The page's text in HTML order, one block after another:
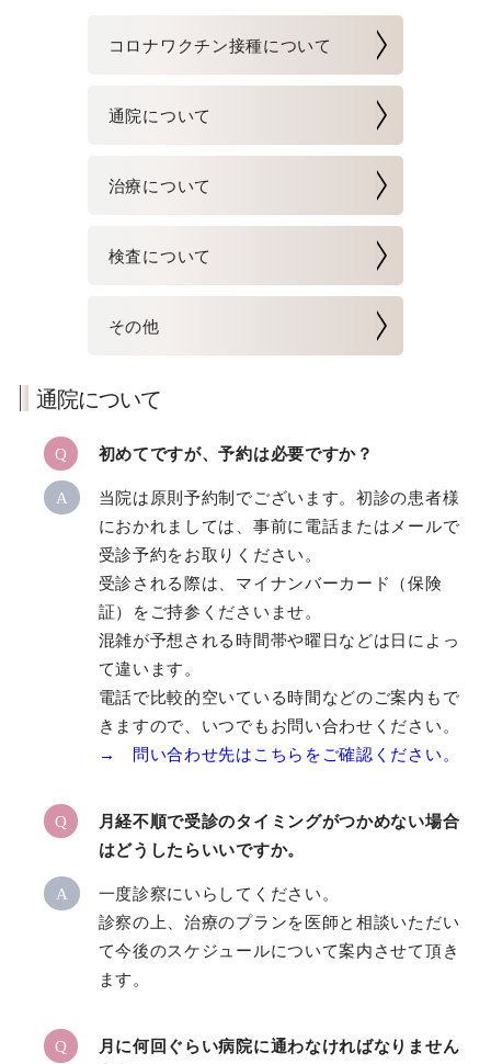
妊娠された患者様へ
不妊診療特集ページ
コロナワクチン接種について
通院について
治療について
検査について
その他
通院について
Q 初めてですが、予約は必要ですか？
A
当院は原則予約制でございます。初診の患者様
におかれましては、事前に電話またはメールで
受診予約をお取りください。
受診される際は、マイナンバーカード（保険
証）をご持参くださいませ。
混雑が予想される時間帯や曜日などは日によっ
て違います。
電話で比較的空いている時間などのご案内もで
きますので、いつでもお問い合わせください。
→ 問い合わせ先はこちらをご確認ください。
Q
月経不順で受診のタイミングがつかめない場合
はどうしたらいいですか。
A
一度診察にいらしてください。
診察の上、治療のプランを医師と相談いただい
て今後のスケジュールについて案内させて頂き
ます。
Q
月に何回ぐらい病院に通わなければなりません